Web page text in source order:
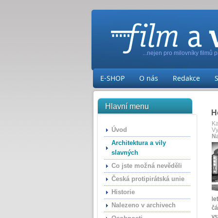
...nejen pro milovníky filmů
E-SHOP O nás Redakce
Hlavní menu
Úvod
Architektura a vily
slavných
Co jste možná nevěděli
Česká protipirátská unie
Historie
Nalezeno v archivech